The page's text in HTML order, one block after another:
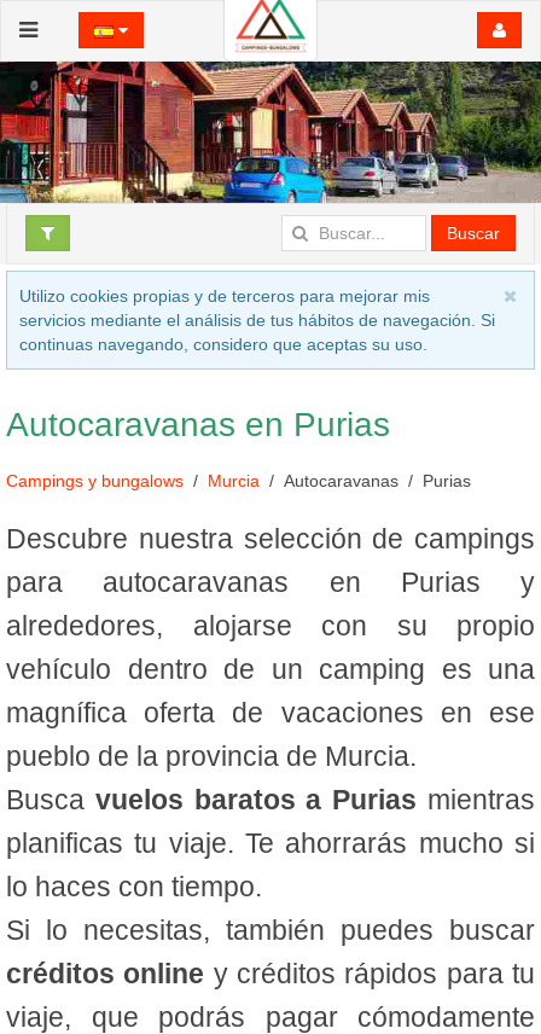
Buscar
Utilizo cookies propias y de terceros para mejorar mis
servicios mediante el análisis de tus hábitos de navegación. Si
continuas navegando, considero que aceptas su uso.
Autocaravanas en Purias
Campings y bungalows Murcia Autocaravanas Purias
Descubre nuestra selección de campings
para autocaravanas en Purias y
alrededores, alojarse con su propio
vehículo dentro de un camping es una
magnífica oferta de vacaciones en ese
pueblo de la provincia de Murcia.
Busca vuelos baratos a Purias mientras
planificas tu viaje. Te ahorrarás mucho si
lo haces con tiempo.
Si lo necesitas, también puedes buscar
créditos online y créditos rápidos para tu
viaje, que podrás pagar cómodamente